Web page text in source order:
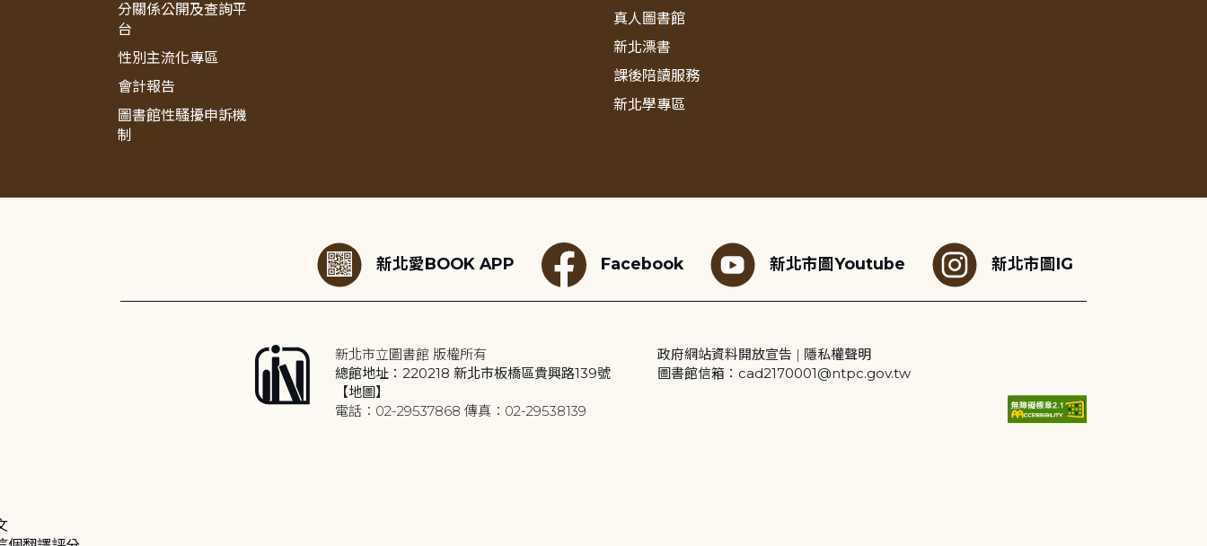
分關係公開及查詢平
台
性別主流化專區
會計報告
圖書館性騷擾申訴機
制
真人圖書館
新北漂書
課後陪讀服務
新北學專區
新北愛BOOK APP Facebook 新北市圖Youtube 新北市圖IG
新北市立圖書館 版權所有
總館地址：220218 新北市板橋區貴興路139號
【地圖】
電話：02-29537868 傳真：02-29538139
政府網站資料開放宣告 | 隱私權聲明
圖書館信箱：cad2170001@ntpc.gov.tw